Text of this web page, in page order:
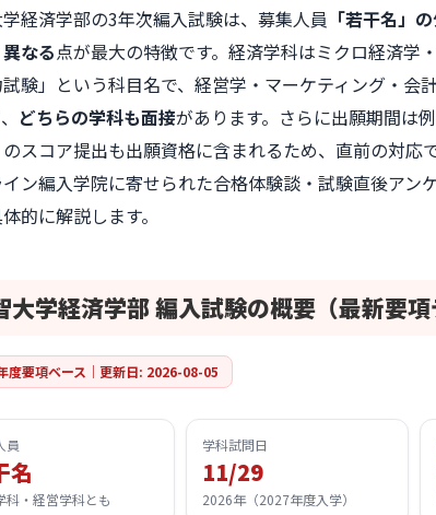
経済学部の3年次編入試験は、募集人員 「若干名」
なる点が最大の特徴です。経済学科はミクロ経済学
験」という科目名で、経営学・マーケティング・
どちらの学科も面接があります。さらに出願期間は
スコア提出も出願資格に含まれるため、直前の対
ン編入学院に寄せられた合格体験談・試験直後アン
的に解説します。
大学経済学部編入試験の概要 （最新要
度要項ベース｜ 更新日: 2026-08-05
員
名
科・ 経営学科とも
学科試問日
11/29
2026年（2027年度入学）